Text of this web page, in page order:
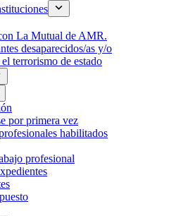
La Mutual de AMR.
desaparecidos/as y/o
terrorismo de estado
por primera vez
habilitados
profesional